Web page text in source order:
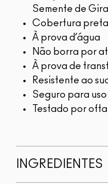
Semente de
Cobertura
À prova d’água
Não borra por
À prova de
Resistente ao
Seguro para uso
Testado por
INGREDIENTES